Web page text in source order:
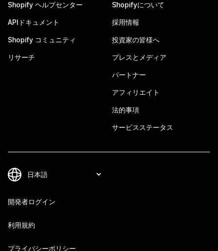
Shopify ヘルプセンター
APIドキュメント
Shopify コミュニティ
リサーチ
Shopifyについて
採用情報
投資家の皆様へ
プレスとメディア
パートナー
アフィリエイト
法的事項
サービスステータス
開発者ログイン
利用規約
プライバシーポリシー